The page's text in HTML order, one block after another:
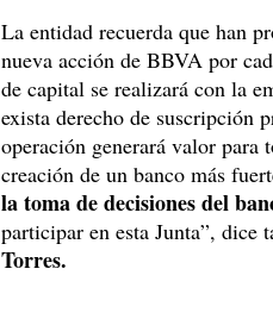
La entidad recuerda que han
nueva acción de BBVA por
de capital se realizará con la
exista derecho de suscripción
operación generará valor para
creación de un banco más
la toma de decisiones del
participar en esta Junta”, dice
Torres.